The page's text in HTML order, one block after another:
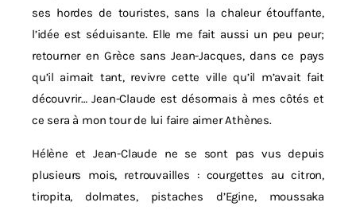
ses hordes de touristes, sans la chaleur étouffante,
l’idée est séduisante. Elle me fait aussi un peu peur;
retourner en Grèce sans Jean-Jacques, dans ce pays
qu’il aimait tant, revivre cette ville qu’il m’avait fait
découvrir… Jean-Claude est désormais à mes côtés et
ce sera à mon tour de lui faire aimer Athènes.
Hélène et Jean-Claude ne se sont pas vus depuis
plusieurs mois, retrouvailles : courgettes au citron,
tiropita, dolmates, pistaches d’Egine, moussaka